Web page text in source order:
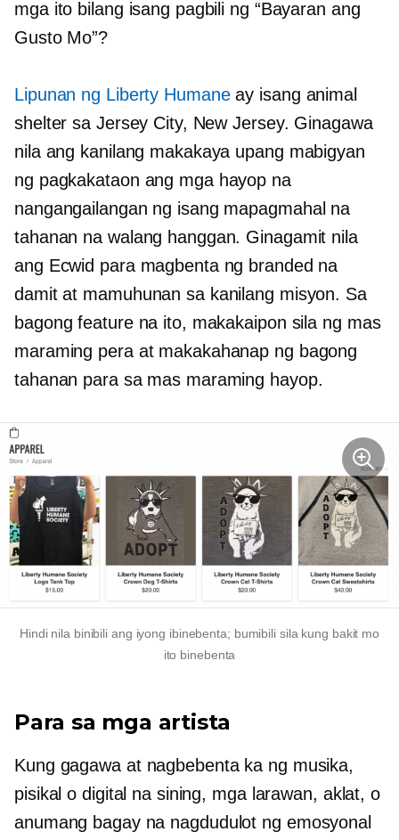
mga ito bilang isang pagbili ng “Bayaran ang
Gusto Mo”?
Lipunan ng Liberty Humaneay isang animal
shelter sa Jersey City, New Jersey. Ginagawa
nila ang kanilang makakaya upang mabigyan
ng pagkakataon ang mga hayop na
nangangailangan ng isang mapagmahal na
tahanan na walang hanggan. Ginagamit nila
ang Ecwid para magbenta ng branded na
damit at mamuhunan sa kanilang misyon. Sa
bagong feature na ito, makakaipon sila ng mas
maraming pera at makakahanap ng bagong
tahanan para sa mas maraming hayop.
Hindi nila binibili ang iyong ibinebenta; bumibili sila kung bakit mo
ito binebenta
Para sa mga artista
Kung gagawa at nagbebenta ka ng musika,
pisikal o digital na sining, mga larawan, aklat, o
anumang bagay na nagdudulot ng emosyonal